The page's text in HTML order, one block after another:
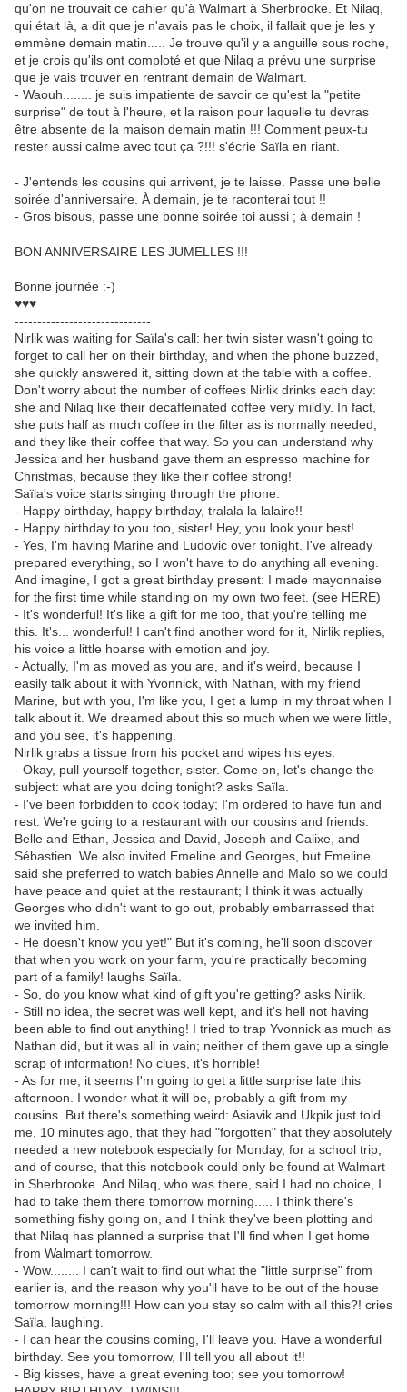
qu'on ne trouvait ce cahier qu'à Walmart à Sherbrooke. Et Nilaq,
qui était là, a dit que je n'avais pas le choix, il fallait que je les y
emmène demain matin..... Je trouve qu'il y a anguille sous roche,
et je crois qu'ils ont comploté et que Nilaq a prévu une surprise
que je vais trouver en rentrant demain de Walmart.
- Waouh........ je suis impatiente de savoir ce qu'est la "petite
surprise" de tout à l'heure, et la raison pour laquelle tu devras
être absente de la maison demain matin !!! Comment peux-tu
rester aussi calme avec tout ça ?!!! s'écrie Saïla en riant.
- J'entends les cousins qui arrivent, je te laisse. Passe une belle
soirée d'anniversaire. À demain, je te raconterai tout !!
- Gros bisous, passe une bonne soirée toi aussi ; à demain !
BON ANNIVERSAIRE LES JUMELLES !!!
Bonne journée :-)
♥♥♥
------------------------------
Nirlik was waiting for Saïla's call: her twin sister wasn't going to
forget to call her on their birthday, and when the phone buzzed,
she quickly answered it, sitting down at the table with a coffee.
Don't worry about the number of coffees Nirlik drinks each day:
she and Nilaq like their decaffeinated coffee very mildly. In fact,
she puts half as much coffee in the filter as is normally needed,
and they like their coffee that way. So you can understand why
Jessica and her husband gave them an espresso machine for
Christmas, because they like their coffee strong!
Saïla's voice starts singing through the phone:
- Happy birthday, happy birthday, tralala la lalaire!!
- Happy birthday to you too, sister! Hey, you look your best!
- Yes, I'm having Marine and Ludovic over tonight. I've already
prepared everything, so I won't have to do anything all evening.
And imagine, I got a great birthday present: I made mayonnaise
for the first time while standing on my own two feet. (see HERE)
- It's wonderful! It's like a gift for me too, that you're telling me
this. It's... wonderful! I can't find another word for it, Nirlik replies,
his voice a little hoarse with emotion and joy.
- Actually, I'm as moved as you are, and it's weird, because I
easily talk about it with Yvonnick, with Nathan, with my friend
Marine, but with you, I'm like you, I get a lump in my throat when I
talk about it. We dreamed about this so much when we were little,
and you see, it's happening.
Nirlik grabs a tissue from his pocket and wipes his eyes.
- Okay, pull yourself together, sister. Come on, let's change the
subject: what are you doing tonight? asks Saïla.
- I've been forbidden to cook today; I'm ordered to have fun and
rest. We're going to a restaurant with our cousins ​​and friends:
Belle and Ethan, Jessica and David, Joseph and Calixe, and
Sébastien. We also invited Emeline and Georges, but Emeline
said she preferred to watch babies Annelle and Malo so we could
have peace and quiet at the restaurant; I think it was actually
Georges who didn't want to go out, probably embarrassed that
we invited him.
- He doesn't know you yet!" But it's coming, he'll soon discover
that when you work on your farm, you're practically becoming
part of a family! laughs Saïla.
- So, do you know what kind of gift you're getting? asks Nirlik.
- Still no idea, the secret was well kept, and it's hell not having
been able to find out anything! I tried to trap Yvonnick as much as
Nathan did, but it was all in vain; neither of them gave up a single
scrap of information! No clues, it's horrible!
- As for me, it seems I'm going to get a little surprise late this
afternoon. I wonder what it will be, probably a gift from my
cousins. But there's something weird: Asiavik and Ukpik just told
me, 10 minutes ago, that they had "forgotten" that they absolutely
needed a new notebook especially for Monday, for a school trip,
and of course, that this notebook could only be found at Walmart
in Sherbrooke. And Nilaq, who was there, said I had no choice, I
had to take them there tomorrow morning..... I think there's
something fishy going on, and I think they've been plotting and
that Nilaq has planned a surprise that I'll find when I get home
from Walmart tomorrow.
- Wow........ I can't wait to find out what the "little surprise" from
earlier is, and the reason why you'll have to be out of the house
tomorrow morning!!! How can you stay so calm with all this?! cries
Saïla, laughing.
- I can hear the cousins ​​coming, I'll leave you. Have a wonderful
birthday. See you tomorrow, I'll tell you all about it!!
- Big kisses, have a great evening too; see you tomorrow!